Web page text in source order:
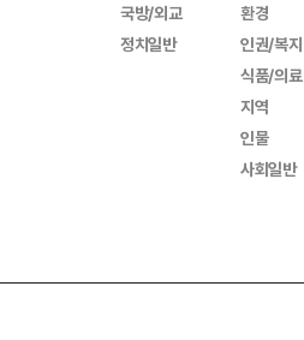
국방/외교
정치일반
환경
인권/복지
식품/의료
지역
인물
사회일반